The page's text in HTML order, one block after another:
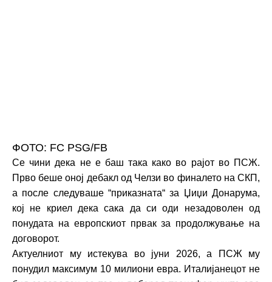
ФОТО: FC PSG/FB
Се чини дека не е баш така како во рајот во ПСЖ.
Прво беше оној дебакл од Челзи во финалето на СКП,
а после следуваше “приказната“ за Џиџи Донарума,
кој не криел дека сака да си оди незадоволен од
понудата на европскиот првак за продолжување на
договорот.
Актуелниот му истекува во јуни 2026, а ПСЖ му
понудил максимум 10 милиони евра. Италијанецот не